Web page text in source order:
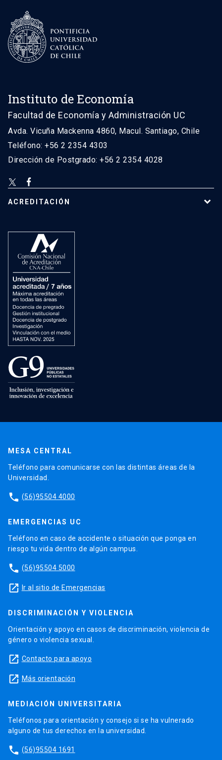
Instituto de Economía
Facultad de Economía y Administración UC
Avda. Vicuña Mackenna 4860, Macul. Santiago, Chile
Teléfono: +56 2 2354 4303
Dirección de Postgrado: +56 2 2354 4028
ACREDITACIÓN
MESA CENTRAL
Teléfono para comunicarse con las distintas áreas de la
Universidad.
phone (56)95504 4000
EMERGENCIAS UC
Teléfono en caso de accidente o situación que ponga en
riesgo tu vida dentro de algún campus.
phone (56)95504 5000
launch Ir al sitio de Emergencias
DISCRIMINACIÓN Y VIOLENCIA
Orientación y apoyo en casos de discriminación, violencia de
género o violencia sexual.
launch Contacto para apoyo
launch Más orientación
MEDIACIÓN UNIVERSITARIA
Teléfonos para orientación y consejo si se ha vulnerado
alguno de tus derechos en la universidad.
phone (56)95504 1691